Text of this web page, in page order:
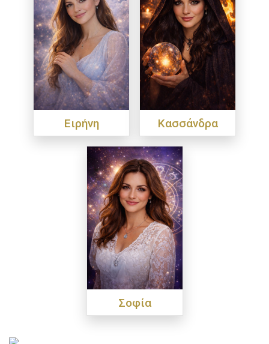
Ειρήνη Κασσάνδρα
Σοφία